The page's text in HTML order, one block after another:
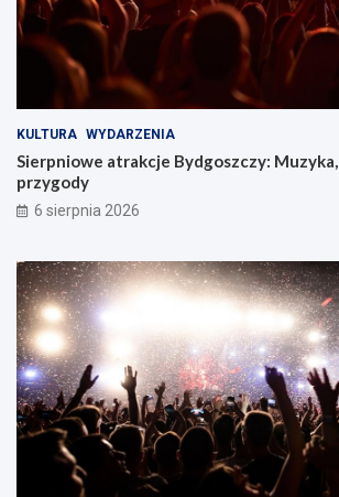
KULTURA WYDARZENIA
Sierpniowe atrakcje Bydgoszczy:
przygody
6 sierpnia 2026